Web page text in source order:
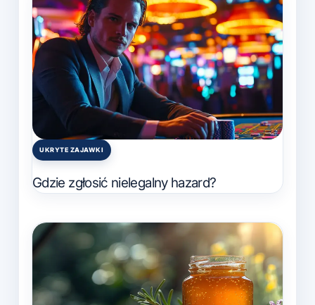
Posted
UKRYTE ZAJAWKI
Gdzie zgłosić nielegalny hazard?